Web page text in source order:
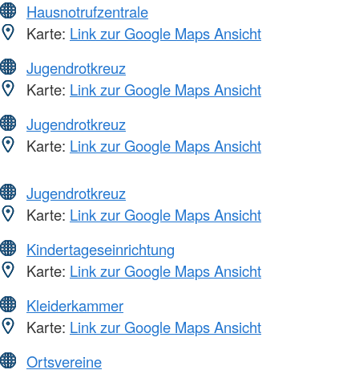
Hausnotrufzentrale
Karte: Link zur Google Maps Ansicht
Jugendrotkreuz
Karte: Link zur Google Maps Ansicht
Jugendrotkreuz
Karte: Link zur Google Maps Ansicht
Jugendrotkreuz
Karte: Link zur Google Maps Ansicht
Kindertageseinrichtung
Karte: Link zur Google Maps Ansicht
Kleiderkammer
Karte: Link zur Google Maps Ansicht
Ortsvereine